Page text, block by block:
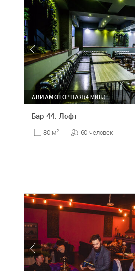
(4 МИН.)
АВИАМОТОРНАЯ
Бар 44. Лофт
80 м2 60 человек